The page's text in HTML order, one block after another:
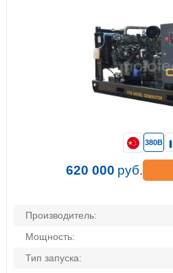
Производитель:
Мощность:
Тип запуска:
380В
620 000 руб.